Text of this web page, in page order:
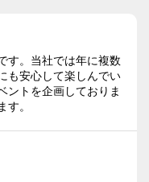
す。当社では年に複数
も安心して楽しんでい
ントを企画しておりま
。